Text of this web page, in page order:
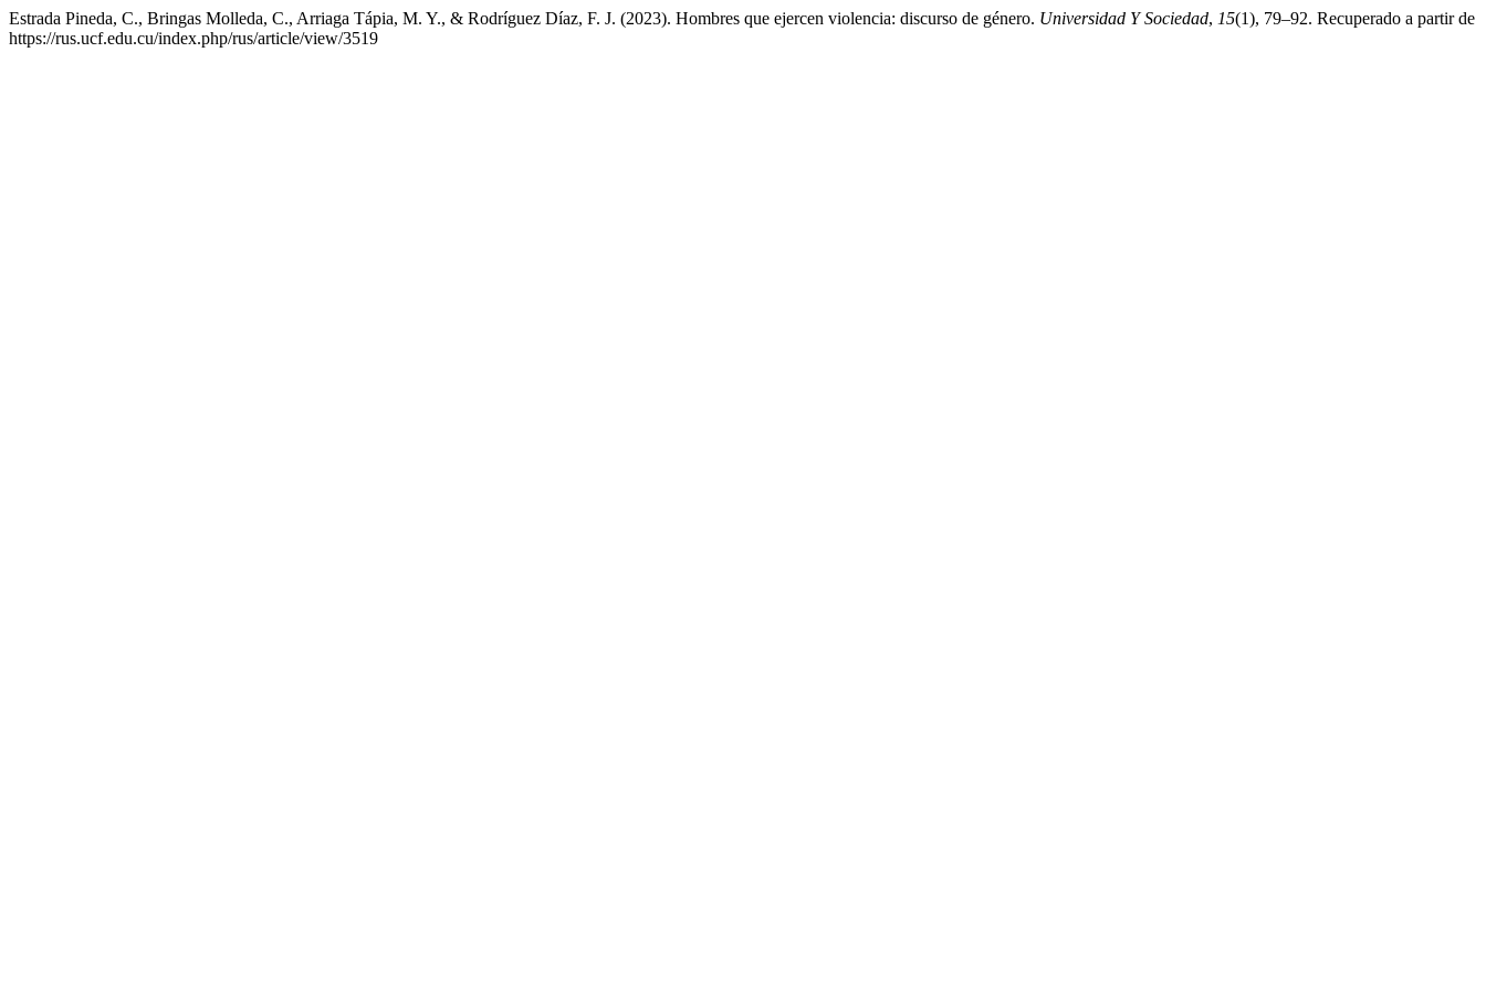
Estrada Pineda, C., Bringas Molleda, C., Arriaga Tápia, M. Y., & Rodríguez Díaz, F. J. (2023). Hombres que ejercen violencia: discurso de género. Universidad Y Sociedad, 15(1), 79–92. Recuperado a partir de
https://rus.ucf.edu.cu/index.php/rus/article/view/3519